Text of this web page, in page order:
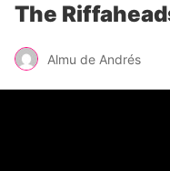
The
Almu de Andrés